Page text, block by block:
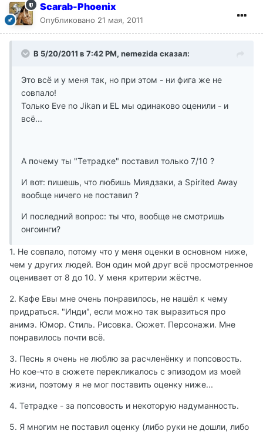
Scarab-Phoenix
Опубликовано 21 мая, 2011
В 5/20/2011 в 7:42 PM, nemezida сказал:
Это всё и у меня так, но при этом - ни фига же не
совпало!
Только Eve no Jikan и EL мы одинаково оценили - и
всё...
А почему ты "Тетрадке" поставил только 7/10 ?
И вот: пишешь, что любишь Миядзаки, а Spirited Away
вообще ничего не поставил ?
И последний вопрос: ты что, вообще не смотришь
онгоинги?
1. Не совпало, потому что у меня оценки в основном ниже,
чем у других людей. Вон один мой друг всё просмотренное
оценивает от 8 до 10. У меня критерии жёстче.
2. Кафе Евы мне очень понравилось, не нашёл к чему
придраться. "Инди", если можно так выразиться про
анимэ. Юмор. Стиль. Рисовка. Сюжет. Персонажи. Мне
понравилось почти всё.
3. Песнь я очень не люблю за расчленёнку и попсовость.
Но кое-что в сюжете перекликалось с эпизодом из моей
жизни, поэтому я не мог поставить оценку ниже...
4. Тетрадке - за попсовость и некоторую надуманность.
5. Я многим не поставил оценку (либо руки не дошли, либо